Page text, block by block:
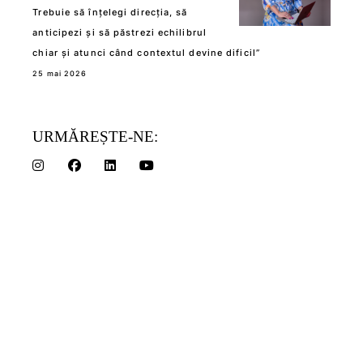
Trebuie să înțelegi direcția, să
anticipezi și să păstrezi echilibrul
chiar și atunci când contextul devine dificil”
25 mai 2026
URMĂREȘTE-NE: